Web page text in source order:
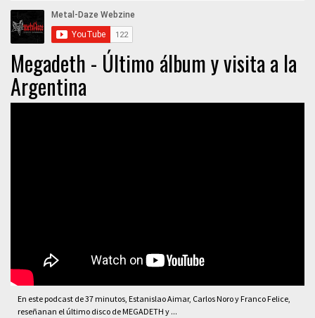
Megadeth - Último álbum y visita a la
Argentina
En este podcast de 37 minutos, Estanislao Aimar, Carlos Noro y Franco Felice,
reseñanan el último disco de MEGADETH y ...